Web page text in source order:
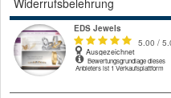
Widerrufsbelehrung